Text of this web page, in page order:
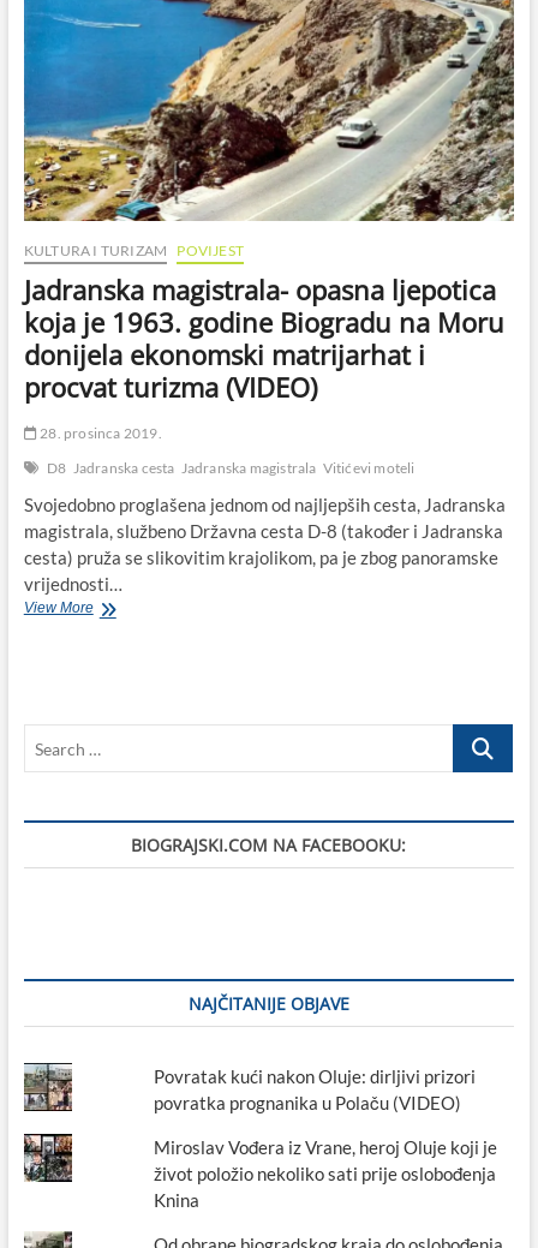
KULTURA I TURIZAM POVIJEST
Jadranska magistrala- opasna ljepotica
koja je 1963. godine Biogradu na Moru
donijela ekonomski matrijarhat i
procvat turizma (VIDEO)
28. prosinca 2019.
D8 Jadranska cesta Jadranska magistrala Vitićevi moteli
Svojedobno proglašena jednom od najljepših cesta, Jadranska
magistrala, službeno Državna cesta D-8 (također i Jadranska
cesta) pruža se slikovitim krajolikom, pa je zbog panoramske
vrijednosti…
View MoreJadranska
godine
Moru
donijela
ekonomski
Search
BIOGRAJSKI.COM NA FACEBOOKU:
NAJČITANIJE OBJAVE
Povratak kući nakon Oluje: dirljivi prizori
povratka prognanika u Polaču (VIDEO)
Miroslav Vođera iz Vrane, heroj Oluje koji je
život položio nekoliko sati prije oslobođenja
Knina